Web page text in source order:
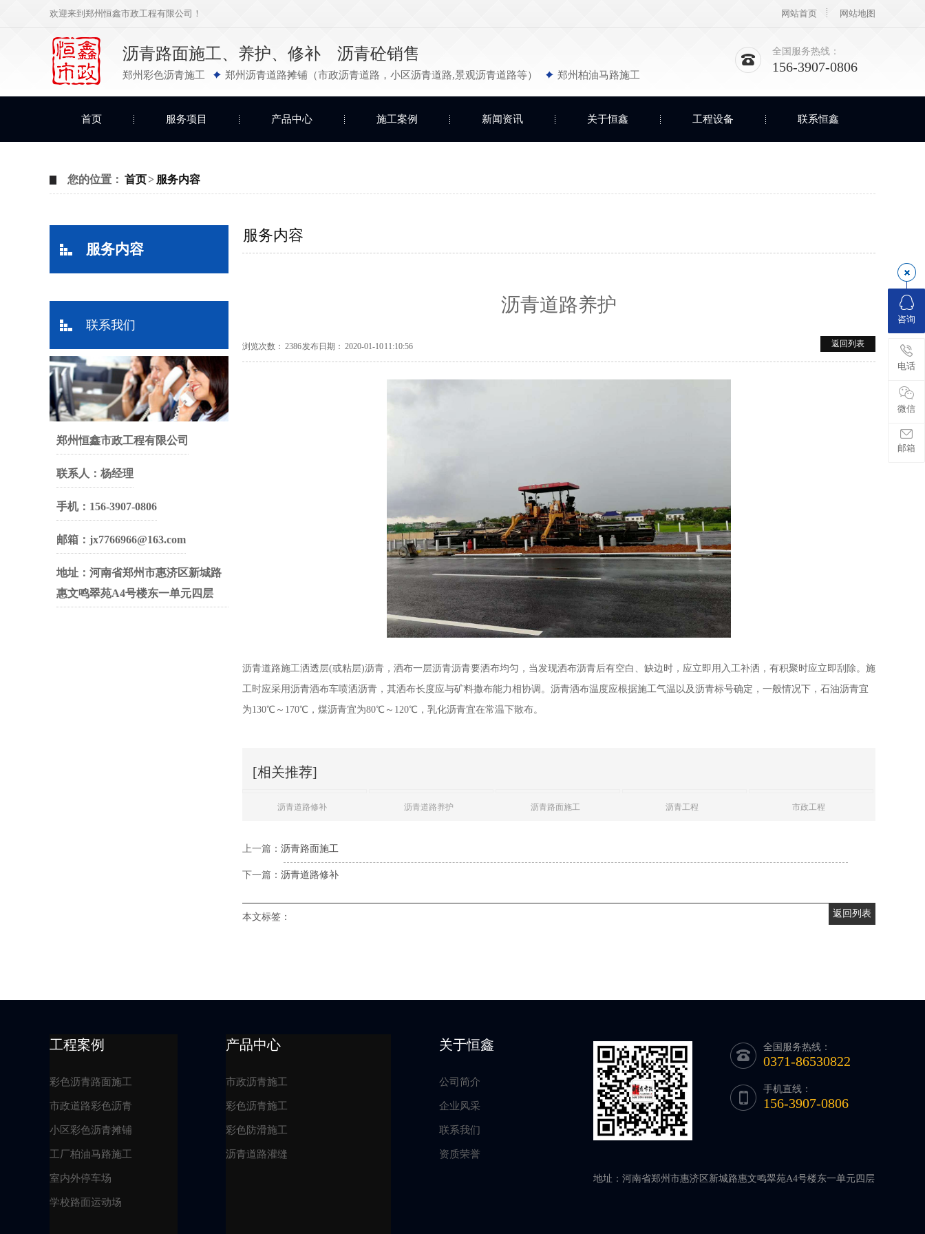
网站首页 网站地图
欢迎来到郑州恒鑫市政工程有限公司！
沥青路面施工、养护、修补 沥青砼销售
郑州彩色沥青施工 郑州沥青道路摊铺（市政沥青道路，小区沥青道路,景观沥青道路等） 郑州柏油马路施工
全国服务热线：
156-3907-0806
首页 服务项目 产品中心 施工案例 新闻资讯 关于恒鑫 工程设备 联系恒鑫
您的位置： 首页> 服务内容
服务内容
联系我们
郑州恒鑫市政工程有限公司
联系人：杨经理
手机：156-3907-0806
邮箱：jx7766966@163.com
地址：河南省郑州市惠济区新城路
惠文鸣翠苑A4号楼东一单元四层
服务内容
沥青道路养护
浏览次数： 2386 发布日期： 2020-01-10 11:10:56 返回列表
沥青道路施工洒透层(或粘层)沥青，洒布一层沥青沥青要洒布均匀，当发现洒布沥青后有空白、缺边时，应立即用入工补洒，有积聚时应立即刮除。施
工时应采用沥青洒布车喷洒沥青，其洒布长度应与矿料撒布能力相协调。沥青洒布温度应根据施工气温以及沥青标号确定，一般情况下，石油沥青宜
为130℃～170℃，煤沥青宜为80℃～120℃，乳化沥青宜在常温下散布。
[相关推荐]
沥青道路修补 沥青道路养护 沥青路面施工 沥青工程 市政工程
上一篇： 沥青路面施工
下一篇： 沥青道路修补
返回列表
本文标签：
工程案例
彩色沥青路面施工
市政道路彩色沥青
小区彩色沥青摊铺
工厂柏油马路施工
室内外停车场
学校路面运动场
产品中心
市政沥青施工
彩色沥青施工
彩色防滑施工
沥青道路灌缝
关于恒鑫
公司简介
企业风采
联系我们
资质荣誉
全国服务热线：
0371-86530822
手机直线：
156-3907-0806
地址：河南省郑州市惠济区新城路惠文鸣翠苑A4号楼东一单元四层
咨询
电话
微信
邮箱